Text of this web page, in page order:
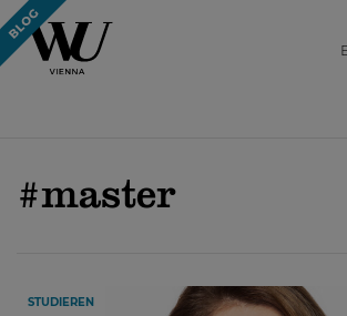
#master
STUDIEREN